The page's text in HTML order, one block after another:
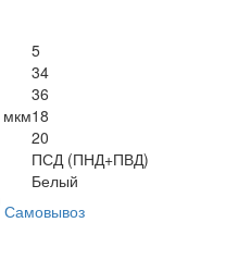
5
34
36
мкм18
20
ПСД (ПНД+ПВД)
Белый
Самовывоз